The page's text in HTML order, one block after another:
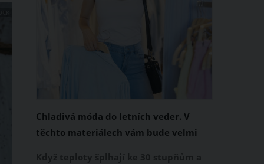
Chladivá móda do letních veder. V
těchto materiálech vám bude velmi